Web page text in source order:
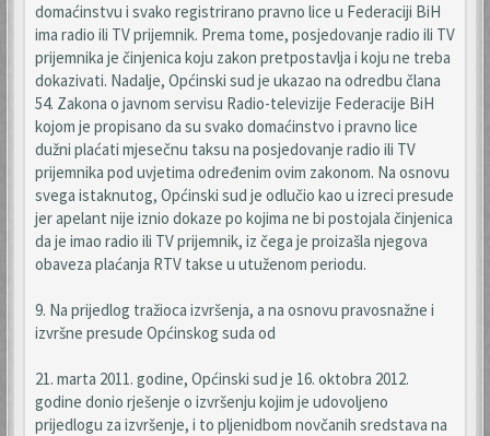
domaćinstvu i svako registrirano pravno lice u Federaciji BiH
ima radio ili TV prijemnik. Prema tome, posjedovanje radio ili TV
prijemnika je činjenica koju zakon pretpostavlja i koju ne treba
dokazivati. Nadalje, Općinski sud je ukazao na odredbu člana
54. Zakona o javnom servisu Radio-televizije Federacije BiH
kojom je propisano da su svako domaćinstvo i pravno lice
dužni plaćati mjesečnu taksu na posjedovanje radio ili TV
prijemnika pod uvjetima određenim ovim zakonom. Na osnovu
svega istaknutog, Općinski sud je odlučio kao u izreci presude
jer apelant nije iznio dokaze po kojima ne bi postojala činjenica
da je imao radio ili TV prijemnik, iz čega je proizašla njegova
obaveza plaćanja RTV takse u utuženom periodu.
9. Na prijedlog tražioca izvršenja, a na osnovu pravosnažne i
izvršne presude Općinskog suda od
21. marta 2011. godine, Općinski sud je 16. oktobra 2012.
godine donio rješenje o izvršenju kojim je udovoljeno
prijedlogu za izvršenje, i to pljenidbom novčanih sredstava na